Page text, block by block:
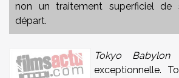
non un traitement superficiel
départ.
Tokyo Babylon
exceptionnelle.